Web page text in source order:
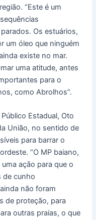
“Este é um
Os estuários,
um óleo que ninguém
existe no mar.
uma atitude, antes
para o
como Abrolhos”.
Estadual, Oto
União, no sentido de
para barrar o
“O MP baiano,
ação para que o
de cunho
não foram
de proteção, para
outras praias, o que